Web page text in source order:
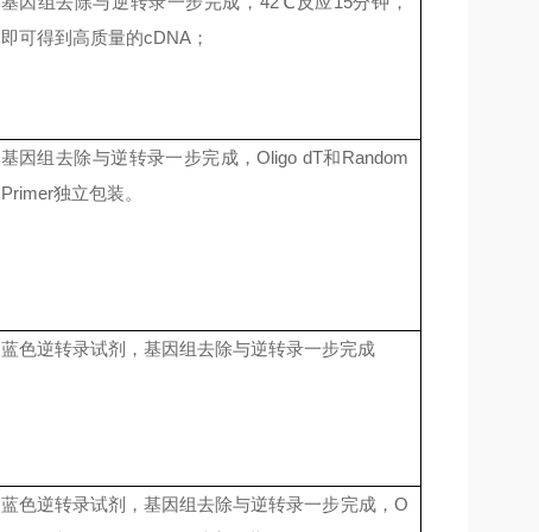
即可得到高质量的cDNA；
基因组去除与逆转录一步完成，Oligo dT和Random
Primer独立包装。
蓝色逆转录试剂，基因组去除与逆转录一步完成
蓝色逆转录试剂，基因组去除与逆转录一步完成，O